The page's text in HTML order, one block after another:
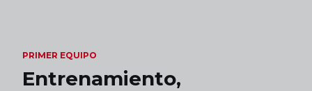
PRIMER EQUIPO
Entrenamiento,